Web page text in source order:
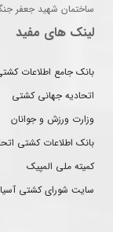
ساختمان شهید جعفر
لینک های مفید
بانک جامع اطلاعات
اتحادیه جهانی کشتی
وزارت ورزش و جوانان
بانک اطلاعات کشتی
کمیته ملی المپیک
سایت شورای کشتی آسیا